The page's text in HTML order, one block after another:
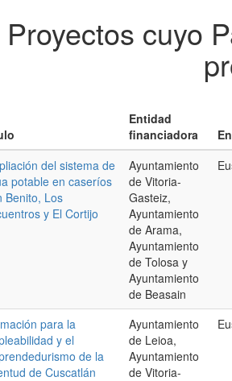
Proyectos cuyo
Entidad
financiadora
del sistema de
potable en caseríos
Benito, Los
y El Cortijo
Ayuntamiento
de Vitoria-
Gasteiz,
Ayuntamiento
de Arama,
Ayuntamiento
de Tolosa y
Ayuntamiento
de Beasain
para la
y el
de la
de Cuscatlán
Ayuntamiento
de Leioa,
Ayuntamiento
de Vitoria-